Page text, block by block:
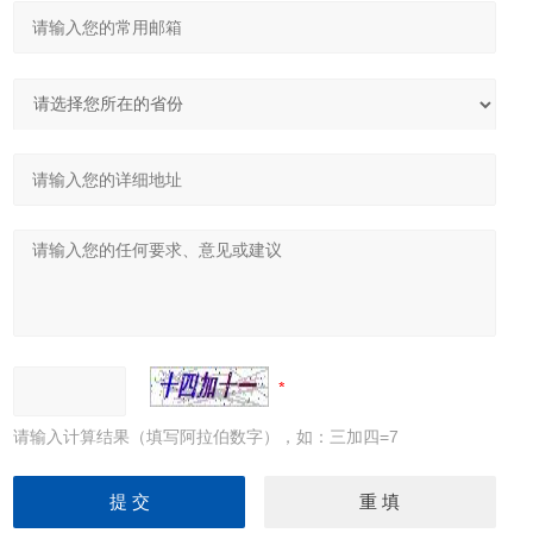
请输入计算结果（填写阿拉伯数字），如：三加四=7